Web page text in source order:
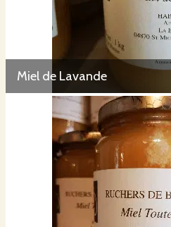
Miel de Lavande